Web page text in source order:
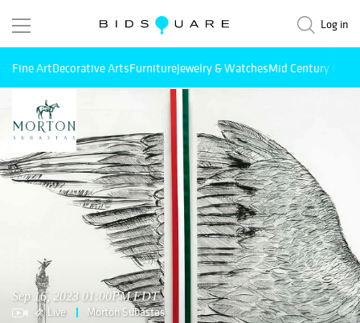
Log in
Fine ArtDecorative ArtsFurnitureJewelry & WatchesMid Century
Sep 16, 2023 01:00PM EDT
Live Morton Subastas